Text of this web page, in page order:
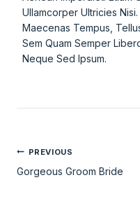
Ullamcorper Ultricies Nisi.
Maecenas Tempus,
Sem Quam Semper
Neque Sed Ipsum.
PREVIOUS
Gorgeous Groom Bride